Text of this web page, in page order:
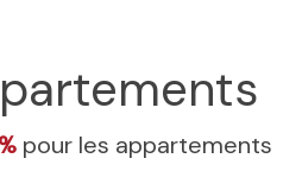
pour les appartements